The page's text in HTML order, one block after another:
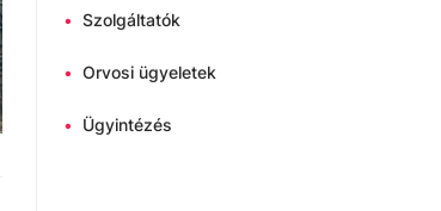
• Szolgáltatók
• Orvosi ügyeletek
• Ügyintézés